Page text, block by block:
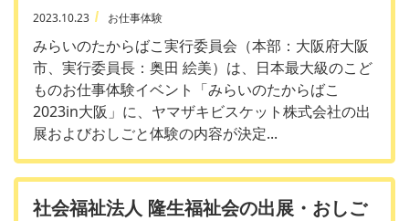
2023.10.23 お仕事体験
みらいのたからばこ実行委員会（本部：大阪府大阪
市、実行委員長：奥田 絵美）は、日本最大級のこど
ものお仕事体験イベント「みらいのたからばこ
2023in大阪」に、ヤマザキビスケット株式会社の出
展およびおしごと体験の内容が決定...
社会福祉法人 隆生福祉会の出展・おしご